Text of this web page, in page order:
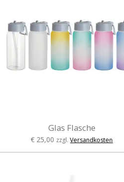
Glas Flasche
€ 25,00 zzgl.Versandkosten